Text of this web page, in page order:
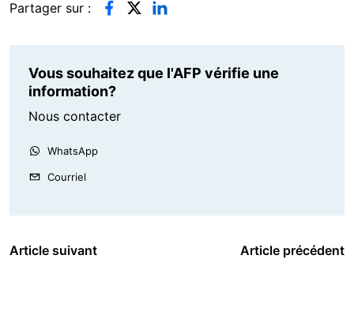
Partager sur :
Vous souhaitez que l'AFP vérifie une
information?
Nous contacter
WhatsApp
Courriel
Article suivant Article précédent